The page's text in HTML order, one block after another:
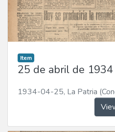
Item
25 de abril de 1934
1934-04-25, La Patria